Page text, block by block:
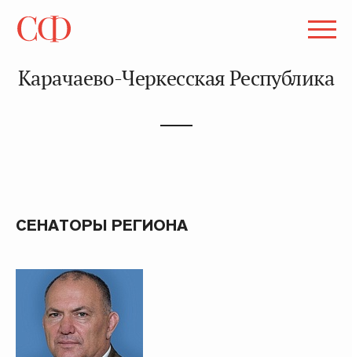
Карачаево-Черкесская Республика
СЕНАТОРЫ РЕГИОНА